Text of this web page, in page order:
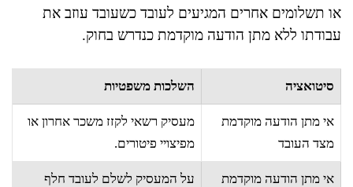
או תשלומים אחרים המגיעים לעובד כשעובד עוזב את
עבודתו ללא מתן הודעה מוקדמת כנדרש בחוק.
סיטואציה השלכות משפטיות
אי מתן הודעה מוקדמת
מצד העובד
מעסיק רשאי לקזז משכר אחרון או
מפיצויי פיטורים.
אי מתן הודעה מוקדמת
על המעסיק לשלם לעובד חלף